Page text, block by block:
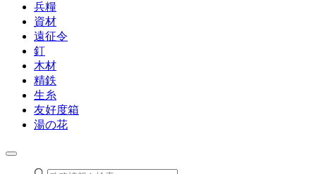
兵糧
資材
遠征令
釘
木材
精鉄
生糸
友好度箱
湯の花